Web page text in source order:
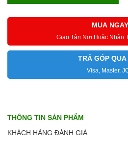
MUA NGAY
Giao Tận Nơi Hoặc Nhận
TRẢ GÓP QUA
Visa, Master,
THÔNG TIN SẢN PHẨM
KHÁCH HÀNG ĐÁNH GIÁ